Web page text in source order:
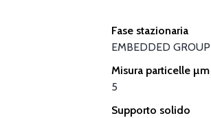
Fase stazionaria
EMBEDDED GROUP
Misura particelle µm
5
Supporto solido